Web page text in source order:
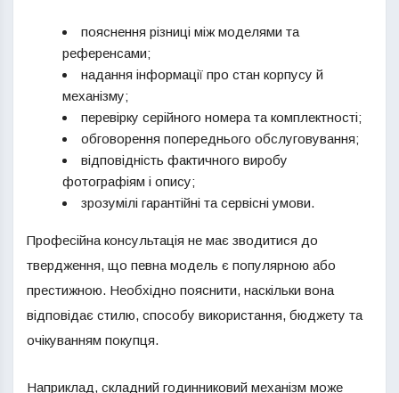
пояснення різниці між моделями та
референсами;
надання інформації про стан корпусу й
механізму;
перевірку серійного номера та комплектності;
обговорення попереднього обслуговування;
відповідність фактичного виробу
фотографіям і опису;
зрозумілі гарантійні та сервісні умови.
Професійна консультація не має зводитися до
твердження, що певна модель є популярною або
престижною. Необхідно пояснити, наскільки вона
відповідає стилю, способу використання, бюджету та
очікуванням покупця.
Наприклад, складний годинниковий механізм може